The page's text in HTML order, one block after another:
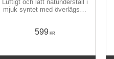
Luftigt och lätt nätunderställ i
mjuk syntet med överlägsen
som tätare underställ
599 KR